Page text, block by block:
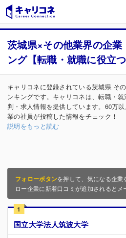
茨城県×その他業界の企
ング【転職・就職に役立つ
キャリコネに登録されている茨城県 そ
ンキングです。キャリコネは、転職・
判・求人情報を提供しています。60万
業の社員が投稿した情報をチェック！
説明をもっと読む
フォローボタンを押して、気になる企業
ロー企業に新着口コミが追加されるとメ
1
国立大学法人筑波大学